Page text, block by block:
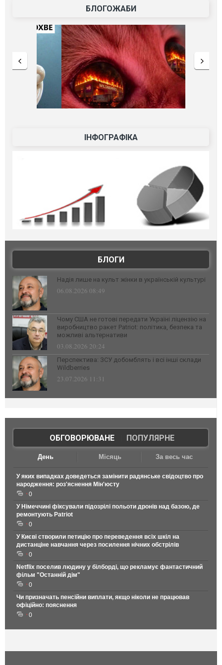
БЛОГОЖАБИ
ІНФОГРАФІКА
БЛОГИ
Надія лише на культ жінки в українській культурі
06.08.2026 08:49
Чому США не готові передати Україні ліцензію на
виробництво ракет Patriot: політика, безпека та
можливі альтернативи
03.08.2026 20:24
Перспектива: ЗСУ добомблять і всі інші склади
Wildberries
23.07.2026 11:31
ОБГОВОРЮВАНЕ| ПОПУЛЯРНЕ
День Місяць За весь час
У яких випадках доведеться замінити радянське свідоцтво про
народження: роз'яснення Мін'юсту
0
У Німеччині фіксували підозрілі польоти дронів над базою, де
ремонтують Patriot
0
У Києві створили петицію про переведення всіх шкіл на
дистанціне навчання через посилення нічних обстрілів
0
Netflix поселив людину у білборді, що рекламує фантастичний
фільм "Останній дім"
0
Чи призначать пенсійни виплати, якщо ніколи не працював
офіційно: пояснення
0